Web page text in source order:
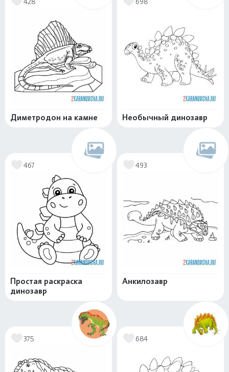
Диметродон на камне Необычный динозавр
467
Простая раскраска
динозавр
493
Анкилозавр
375 684